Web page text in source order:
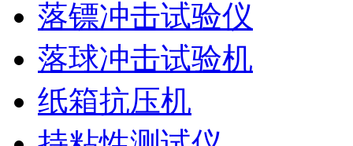
落镖冲击试验仪
落球冲击试验机
纸箱抗压机